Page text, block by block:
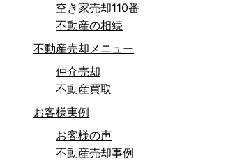
空き家売却110番
不動産の相続
不動産売却メニュー
仲介売却
不動産買取
お客様実例
お客様の声
不動産売却事例